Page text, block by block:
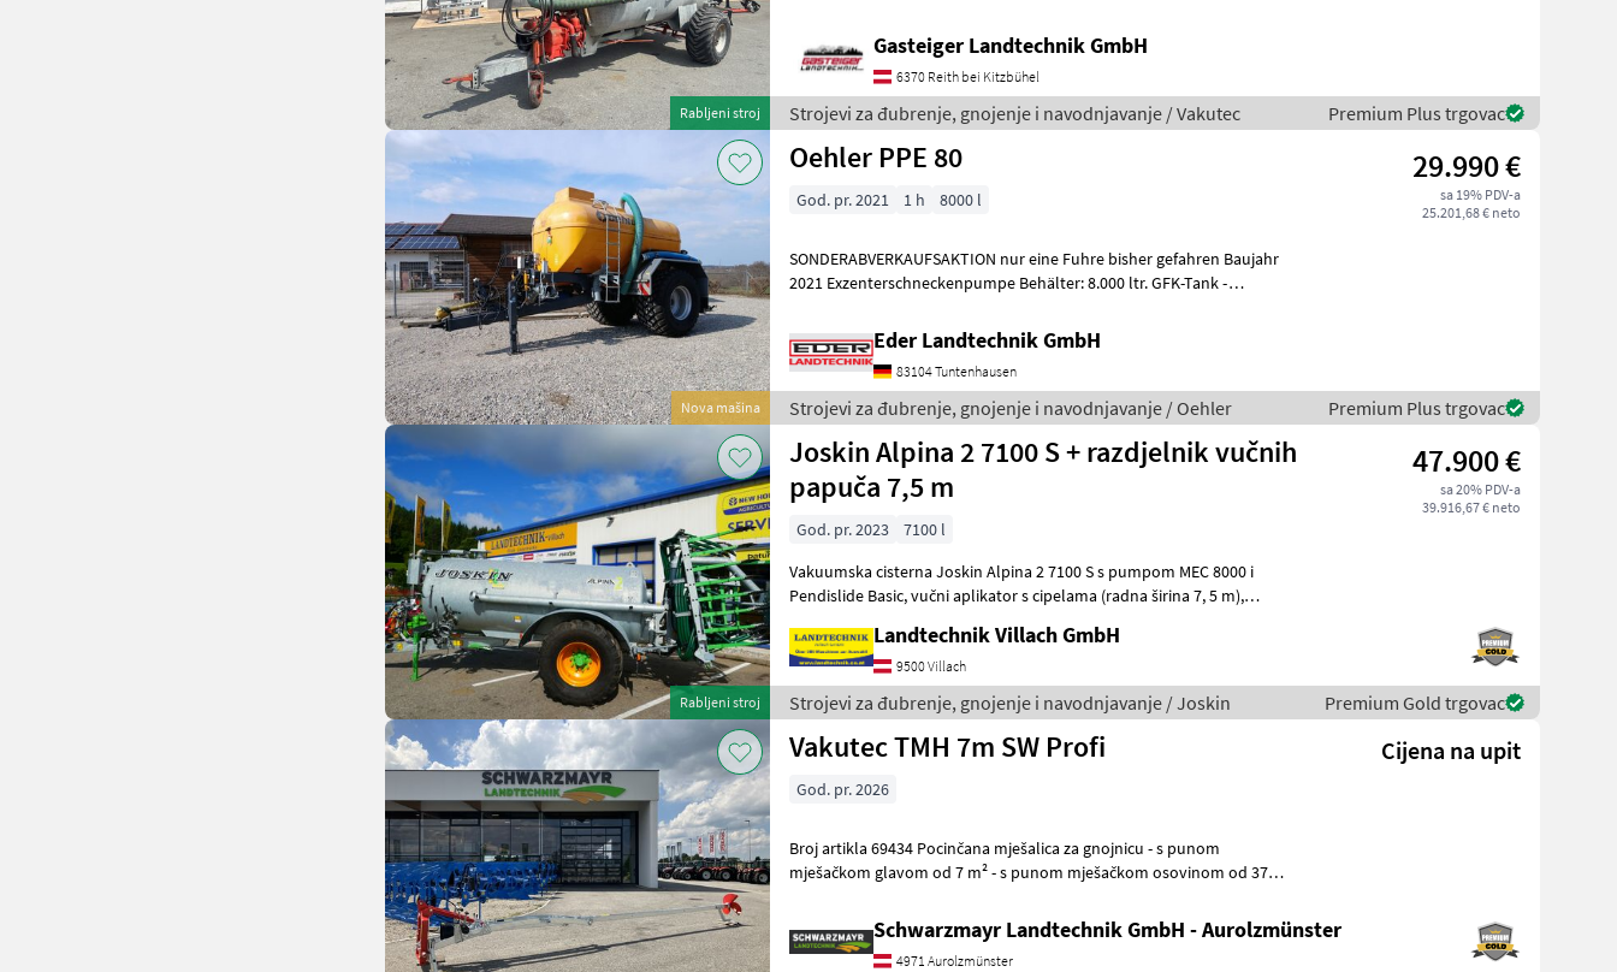
Rabljeni stroj
Gasteiger Landtechnik GmbH
6370 Reith bei Kitzbühel
Strojevi za đubrenje, gnojenje i navodnjavanje / Vakutec Premium Plus trgovac
Nova mašina
Oehler PPE 80 29.990 €
sa 19% PDV-a
25.201,68 € neto
God. pr. 2021 1 h 8000 l
SONDERABVERKAUFSAKTION nur eine Fuhre bisher gefahren Baujahr
2021 Exzenterschneckenpumpe Behälter: 8.000 ltr. GFK-Tank -
Eder Landtechnik GmbH
83104 Tuntenhausen
Strojevi za đubrenje, gnojenje i navodnjavanje / Oehler Premium Plus trgovac
Rabljeni stroj
Joskin Alpina 2 7100 S + razdjelnik vučnih
papuča 7,5 m
47.900 €
sa 20% PDV-a
39.916,67 € neto
God. pr. 2023
7100 l
Vakuumska cisterna Joskin Alpina 2 7100 S s pumpom MEC 8000 i
Pendislide Basic, vučni aplikator s cipelama (radna širina 7, 5 m),
Landtechnik Villach GmbH
9500 Villach
Strojevi za đubrenje, gnojenje i navodnjavanje / Joskin Premium Gold trgovac
Vakutec TMH 7m SW Profi Cijena na upit
God. pr. 2026
Broj artikla 69434 Pocinčana mješalica za gnojnicu - s punom
mješačkom glavom od 7 m² - s punom mješačkom osovinom od 37
Schwarzmayr Landtechnik GmbH - Aurolzmünster
4971 Aurolzmünster